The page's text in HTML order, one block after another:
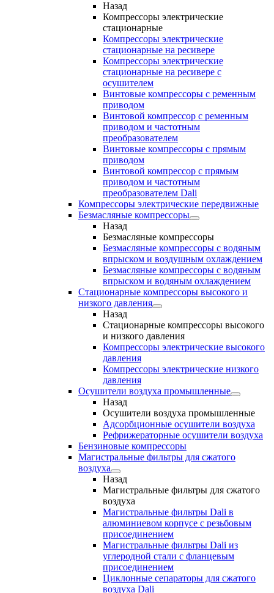
Назад
Компрессоры электрические
стационарные
Компрессоры электрические
стационарные на ресивере
Компрессоры электрические
стационарные на ресивере с
осушителем
Винтовые компрессоры с ременным
приводом
Винтовой компрессор с ременным
приводом и частотным
преобразователем
Винтовые компрессоры с прямым
приводом
Винтовой компрессор с прямым
приводом и частотным
преобразователем Dali
Компрессоры электрические передвижные
Безмасляные компрессоры
Назад
Безмасляные компрессоры
Безмасляные компрессоры с водяным
впрыском и воздушным охлаждением
Безмасляные компрессоры с водяным
впрыском и водяным охлаждением
Стационарные компрессоры высокого и
низкого давления
Назад
Стационарные компрессоры высокого
и низкого давления
Компрессоры электрические высокого
давления
Компрессоры электрические низкого
давления
Осушители воздуха промышленные
Назад
Осушители воздуха промышленные
Адсорбционные осушители воздуха
Рефрижераторные осушители воздуха
Бензиновые компрессоры
Магистральные фильтры для сжатого
воздуха
Назад
Магистральные фильтры для сжатого
воздуха
Магистральные фильтры Dali в
алюминиевом корпусе с резьбовым
присоединением
Магистральные фильтры Dali из
углеродной стали с фланцевым
присоединением
Циклонные сепараторы для сжатого
воздуха Dali